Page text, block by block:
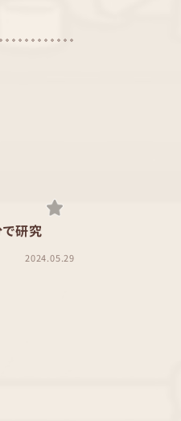
で研究
2024.05.29